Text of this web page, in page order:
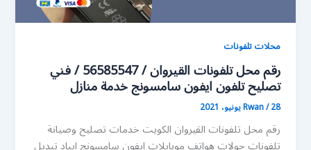
محلات تلفونات
رقم محل تلفونات القيروان / 56585547 / فني
تصليح تلفون ايفون سامسونج خدمة منازل
Rwan/28 يونيو، 2021
رقم محل تلفونات القيروان الكويت خدمات تصليح وصيانة